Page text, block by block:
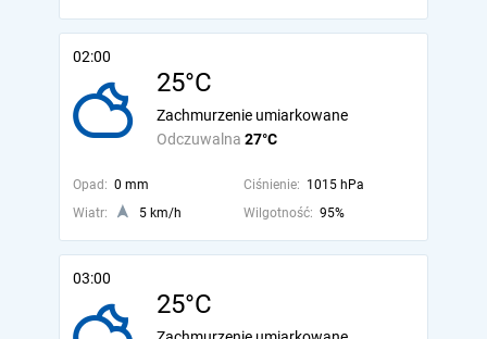
02:00
25°C
Odczuwalna 27°C
Zachmurzenie umiarkowane
Opad: 0 mm Ciśnienie: 1015 hPa
Wiatr:
5 km/h Wilgotność: 95%
03:00
25°C